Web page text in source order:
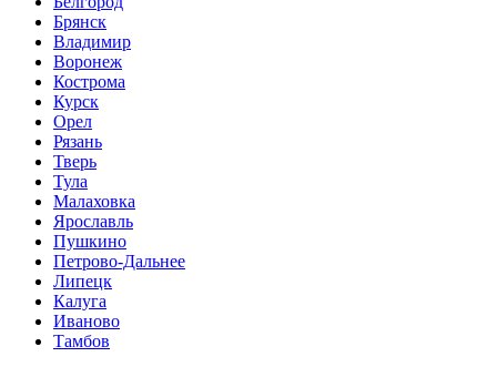
Брянск
Владимир
Воронеж
Кострома
Курск
Орел
Рязань
Тверь
Тула
Малаховка
Ярославль
Пушкино
Петрово-Дальнее
Липецк
Калуга
Иваново
Тамбов